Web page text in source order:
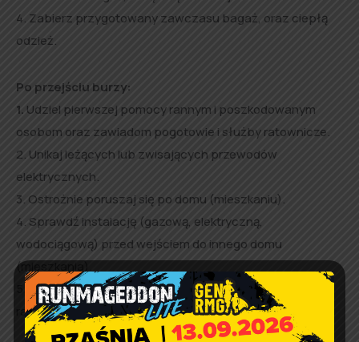
4. Zabierz przygotowany zawczasu bagaż, oraz ciepłą
odzież.
Po przejściu burzy:
1. Udziel pierwszej pomocy rannym i poszkodowanym
osobom oraz zawiadom pogotowie i służby ratownicze.
2. Unikaj leżących lub zwisających przewodów
elektrycznych.
3. Ostrożnie poruszaj się po domu (mieszkaniu).
4. Sprawdź instalację (gazową, elektryczną,
wodociągową) przed wejściem do innego domu
(mieszkania).
5. Stosuj się do poleceń kierujących działaniami
ratowniczymi.